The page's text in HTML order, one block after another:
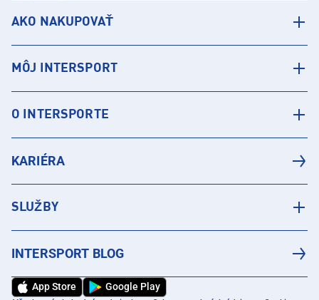
AKO NAKUPOVAŤ
MÔJ INTERSPORT
O INTERSPORTE
KARIÉRA
SLUŽBY
INTERSPORT BLOG
App Store Google Play